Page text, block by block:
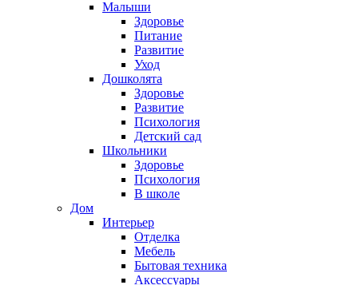
Малыши
Здоровье
Питание
Развитие
Уход
Дошколята
Здоровье
Развитие
Психология
Детский сад
Школьники
Здоровье
Психология
В школе
Дом
Интерьер
Отделка
Мебель
Бытовая техника
Аксессуары